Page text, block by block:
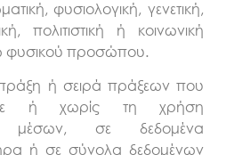
φυσιολογική, γενετική,
πολιτιστική ή κοινωνική
φυσικού προσώπου.
ή σειρά πράξεων που
με ή χωρίς τη χρήση
μέσων, σε δεδομένα
ή σε σύνολα δεδομένων